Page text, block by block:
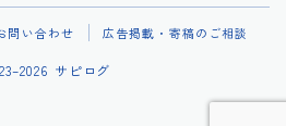
問い合わせ 広告掲載・寄稿のご相談
サピログ